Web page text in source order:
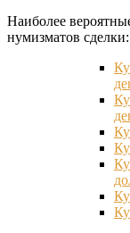
Наиболее
нумизматов сделки: